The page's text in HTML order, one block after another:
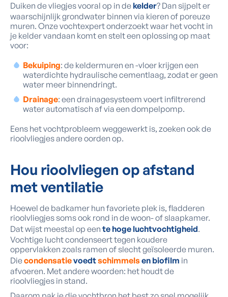
Duiken de vliegjes vooral op in de kelder? Dan sijpelt er
waarschijnlijk grondwater binnen via kieren of poreuze
muren. Onze vochtexpert onderzoekt waar het vocht in
je kelder vandaan komt en stelt een oplossing op maat
voor:
Bekuiping: de keldermuren en -vloer krijgen een
waterdichte hydraulische cementlaag, zodat er geen
water meer binnendringt.
Drainage: een drainagesysteem voert infiltrerend
water automatisch af via een dompelpomp.
Eens het vochtprobleem weggewerkt is, zoeken ook de
rioolvliegjes andere oorden op.
Hou rioolvliegen op afstand
met ventilatie
Hoewel de badkamer hun favoriete plek is, fladderen
rioolvliegjes soms ook rond in de woon- of slaapkamer.
Dat wijst meestal op een te hoge luchtvochtigheid.
Vochtige lucht condenseert tegen koudere
oppervlakken zoals ramen of slecht geïsoleerde muren.
Diecondensatievoedtschimmelsen biofilm in
afvoeren. Met andere woorden: het houdt de
rioolvliegjes in stand.